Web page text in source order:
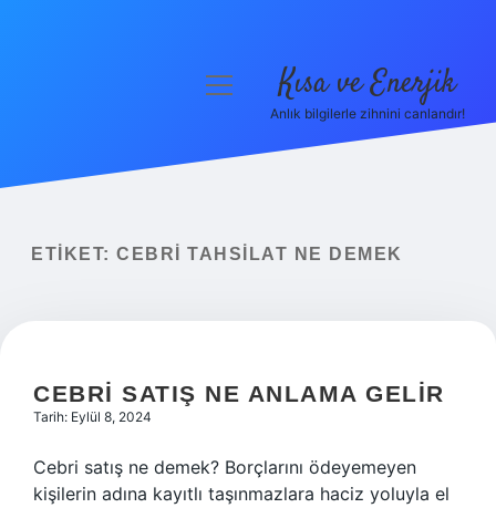
Yasal Uyarı
menüyü
Kısa ve Enerjik
Anlık bilgilerle zihnini canlandır!
ETIKET: CEBRI TAHSILAT NE DEMEK
CEBRI SATIŞ NE ANLAMA GELIR
Tarih: Eylül 8, 2024
Cebri satış ne demek? Borçlarını ödeyemeyen
kişilerin adına kayıtlı taşınmazlara haciz yoluyla el